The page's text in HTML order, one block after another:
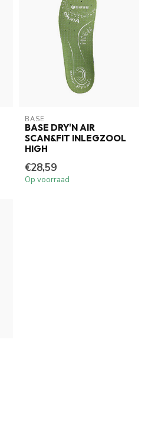
BASE
BASE DRY'N AIR
SCAN&FIT INLEGZOOL
HIGH
€28,59
Op voorraad